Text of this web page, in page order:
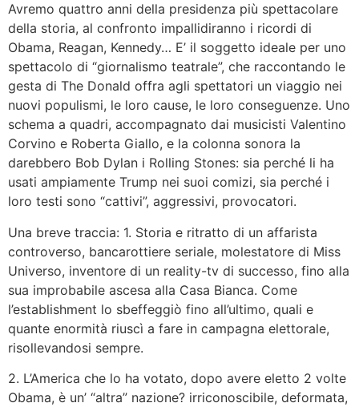
Avremo quattro anni della presidenza più spettacolare
della storia, al confronto impallidiranno i ricordi di
Obama, Reagan, Kennedy… E’ il soggetto ideale per uno
spettacolo di “giornalismo teatrale”, che raccontando le
gesta di The Donald offra agli spettatori un viaggio nei
nuovi populismi, le loro cause, le loro conseguenze. Uno
schema a quadri, accompagnato dai musicisti Valentino
Corvino e Roberta Giallo, e la colonna sonora la
darebbero Bob Dylan i Rolling Stones: sia perché li ha
usati ampiamente Trump nei suoi comizi, sia perché i
loro testi sono “cattivi”, aggressivi, provocatori.
Una breve traccia: 1. Storia e ritratto di un affarista
controverso, bancarottiere seriale, molestatore di Miss
Universo, inventore di un reality-tv di successo, fino alla
sua improbabile ascesa alla Casa Bianca. Come
l’establishment lo sbeffeggiò fino all’ultimo, quali e
quante enormità riuscì a fare in campagna elettorale,
risollevandosi sempre.
2. L’America che lo ha votato, dopo avere eletto 2 volte
Obama, è un’ “altra” nazione? irriconoscibile, deformata,